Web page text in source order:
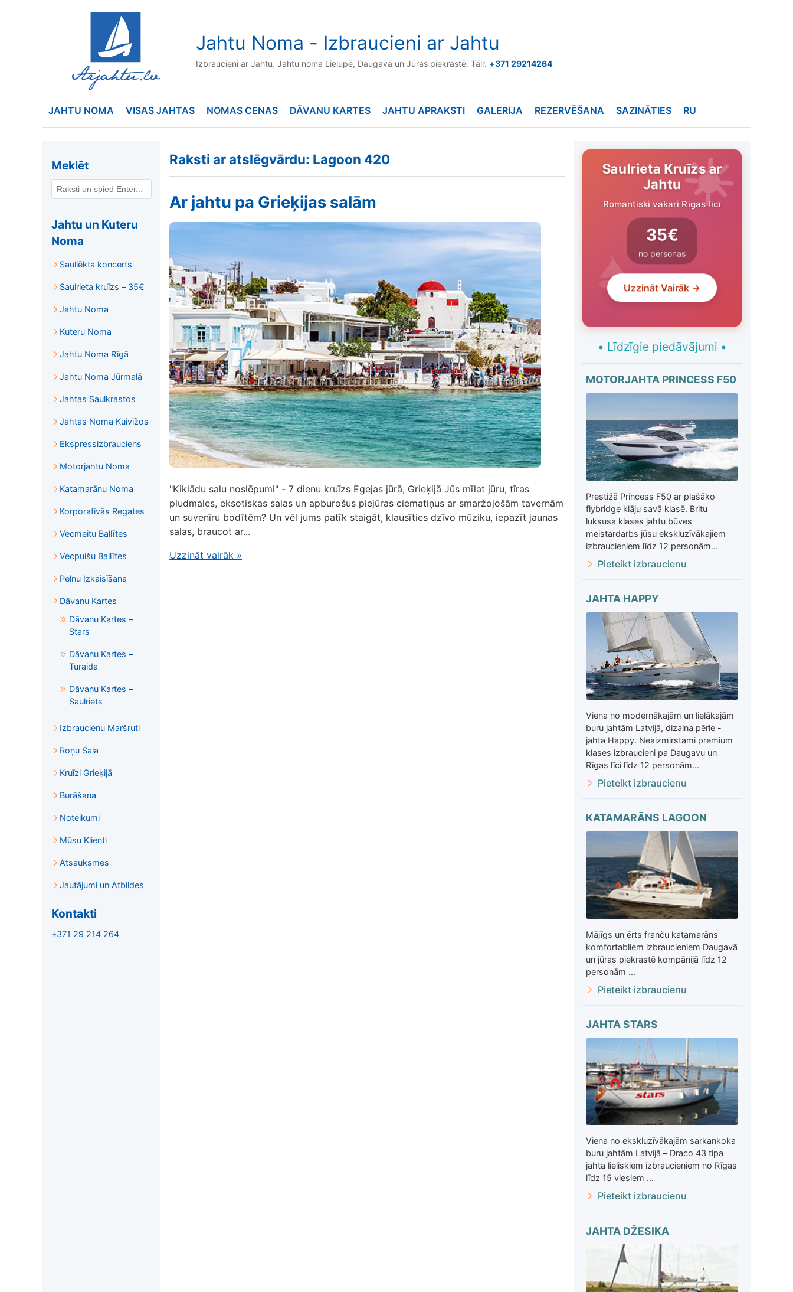
Jahtu Noma - Izbraucieni ar Jahtu
Izbraucieni ar Jahtu. Jahtu noma Lielupē, Daugavā un Jūras piekrastē. Tālr. +371 29214264
JAHTU NOMA VISAS JAHTAS NOMAS CENAS DĀVANU KARTES JAHTU APRAKSTI GALERIJA REZERVĒŠANA SAZINĀTIES RU
Meklēt
Jahtu un Kuteru
Noma
Saullēkta koncerts
Saulrieta kruīzs – 35€
Jahtu Noma
Kuteru Noma
Jahtu Noma Rīgā
Jahtu Noma Jūrmalā
Jahtas Saulkrastos
Jahtas Noma Kuivižos
Ekspressizbrauciens
Motorjahtu Noma
Katamarānu Noma
Korporatīvās Regates
Vecmeitu Ballītes
Vecpuišu Ballītes
Pelnu Izkaisīšana
Dāvanu Kartes
Dāvanu Kartes –
Stars
Dāvanu Kartes –
Turaida
Dāvanu Kartes –
Saulriets
Izbraucienu Maršruti
Roņu Sala
Kruīzi Grieķijā
Burāšana
Noteikumi
Mūsu Klienti
Atsauksmes
Jautājumi un Atbildes
Kontakti
+371 29 214 264
Raksti ar atslēgvārdu: Lagoon 420
Ar jahtu pa Grieķijas salām
"Kiklādu salu noslēpumi" - 7 dienu kruīzs Egejas jūrā, Grieķijā Jūs mīlat jūru, tīras
pludmales, eksotiskas salas un apburošus piejūras ciematiņus ar smaržojošām tavernām
un suvenīru bodītēm? Un vēl jums patīk staigāt, klausīties dzīvo mūziku, iepazīt jaunas
salas, braucot ar...
Uzzināt vairāk »
Saulrieta Kruīzs ar
Jahtu
Romantiski vakari Rīgas līcī
35€
no personas
Uzzināt Vairāk →
• Līdzīgie piedāvājumi •
MOTORJAHTA PRINCESS F50
Prestižā Princess F50 ar plašāko
flybridge klāju savā klasē. Britu
luksusa klases jahtu būves
meistardarbs jūsu ekskluzīvākajiem
izbraucieniem līdz 12 personām...
Pieteikt izbraucienu
JAHTA HAPPY
Viena no modernākajām un lielākajām
buru jahtām Latvijā, dizaina pērle -
jahta Happy. Neaizmirstami premium
klases izbraucieni pa Daugavu un
Rīgas līci līdz 12 personām...
Pieteikt izbraucienu
KATAMARĀNS LAGOON
Mājīgs un ērts franču katamarāns
komfortabliem izbraucieniem Daugavā
un jūras piekrastē kompānijā līdz 12
personām ...
Pieteikt izbraucienu
JAHTA STARS
Viena no ekskluzīvākajām sarkankoka
buru jahtām Latvijā – Draco 43 tipa
jahta lieliskiem izbraucieniem no Rīgas
līdz 15 viesiem ...
Pieteikt izbraucienu
JAHTA DŽESIKA